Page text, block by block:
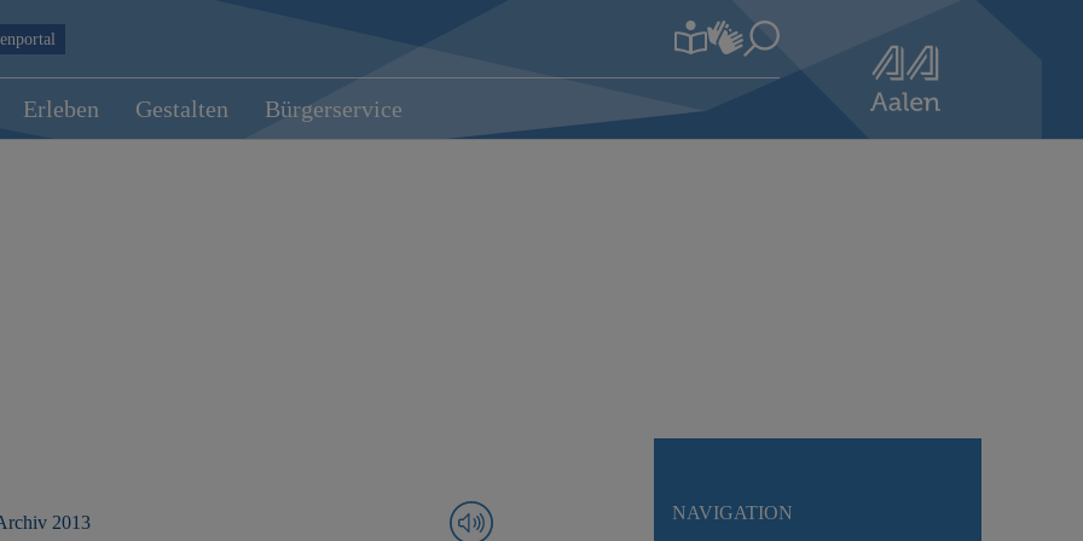
Erleben Gestalten Bürgerservice
2013 NAVIGATION